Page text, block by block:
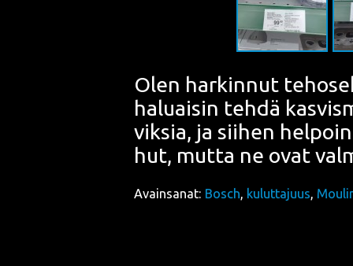
Olen har­kin­nut
haluai­sin teh­dä
vik­sia, ja sii­hen
hut, mut­ta ne ovat
Avainsanat: Bosch, kuluttajuus,